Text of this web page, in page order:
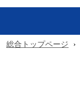
総合トップページ ›